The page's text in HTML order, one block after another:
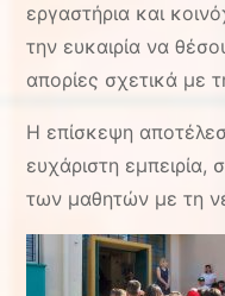
εργαστήρια και
την ευκαιρία να
απορίες σχετικά με
Η επίσκεψη
ευχάριστη εμπειρία,
των μαθητών με τη